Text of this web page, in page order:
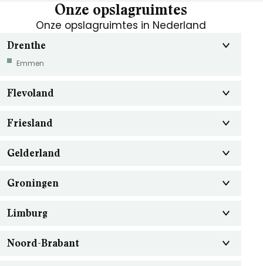
Onze opslagruimtes
Onze opslagruimtes in Nederland
Drenthe
Emmen
Flevoland
Friesland
Gelderland
Groningen
Limburg
Noord-Brabant